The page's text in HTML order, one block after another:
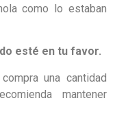
como lo estaban
esté en tu favor.
una cantidad
mantener